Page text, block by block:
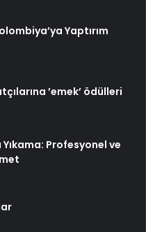
Yaptırım
’emek’ ödülleri
Yıkama: Profesyonel ve